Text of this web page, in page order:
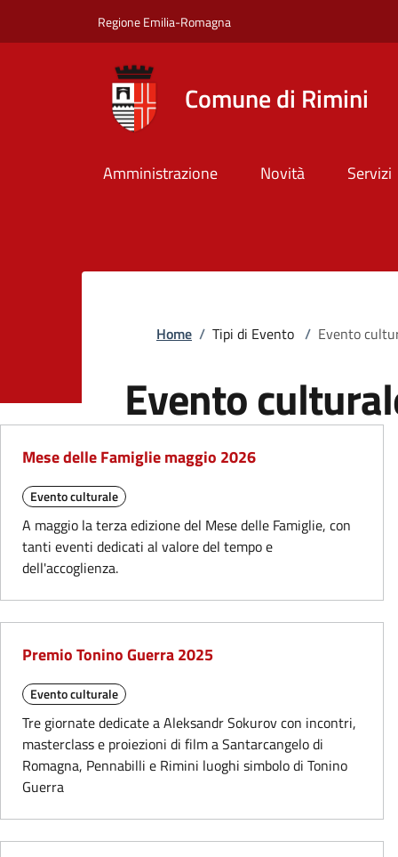
Regione Emilia-Romagna
Comune di Rimini
Amministrazione Novità Servizi
Briciole di pane
Home / Tipi di Evento / Evento
Evento
Mese delle Famiglie maggio 2026
Evento culturale
A maggio la terza edizione del Mese delle Famiglie, con
tanti eventi dedicati al valore del tempo e
dell'accoglienza.
Premio Tonino Guerra 2025
Evento culturale
Tre giornate dedicate a Aleksandr Sokurov con incontri,
masterclass e proiezioni di film a Santarcangelo di
Romagna, Pennabilli e Rimini luoghi simbolo di Tonino
Guerra